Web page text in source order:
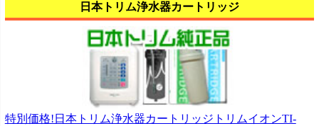
日本トリム浄水器カートリッジ
特別価格!日本トリム浄水器カートリッジトリムイオンTI-